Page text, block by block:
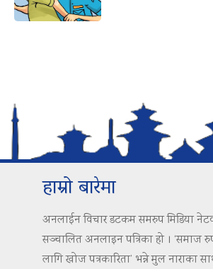
हाम्रो बारेमा
अनलाईन विचार डटकम समरुप मिडिया
सञ्चालित अनलाइन पत्रिका हो । ‘समाज
लागि खोज पत्रकारिता’ भन्ने मुल नाराका